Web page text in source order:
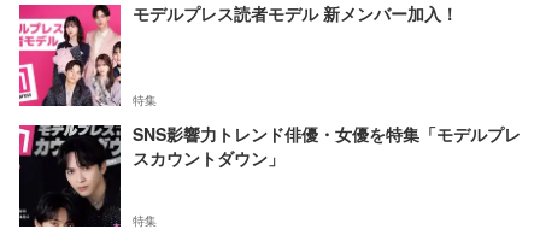
モデルプレス読者モデル 新メンバー加入！
特集
SNS影響力トレンド俳優・女優を特集「モデルプレ
スカウントダウン」
特集